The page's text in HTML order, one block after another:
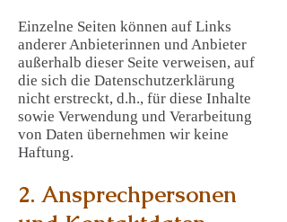
Einzelne Seiten können auf Links
anderer Anbieterinnen und Anbieter
außerhalb dieser Seite verweisen, auf
die sich die Datenschutzerklärung
nicht erstreckt, d.h., für diese Inhalte
sowie Verwendung und Verarbeitung
von Daten übernehmen wir keine
Haftung.
2. Ansprechpersonen